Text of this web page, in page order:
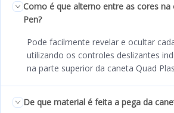
Como é que alterno entre as cores na
Pen?
Pode facilmente revelar e ocultar
utilizando os controles deslizantes
na parte superior da caneta Quad
De que material é feita a pega da